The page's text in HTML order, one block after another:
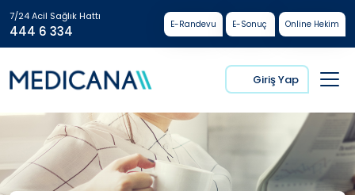
7/24 Acil Sağlık Hattı
444 6 334 E-Randevu E-Sonuç Online Hekim
Giriş Yap